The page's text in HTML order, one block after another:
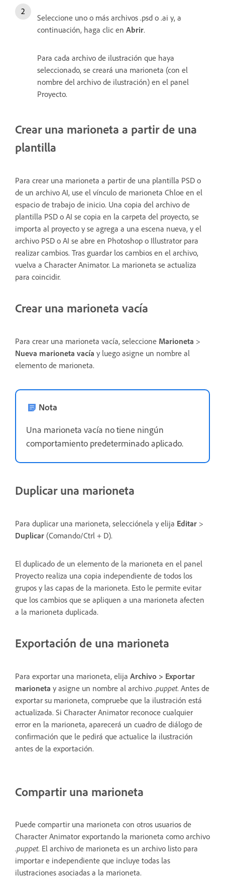
Seleccione uno o más archivos .psd o .ai y, a
continuación, haga clic en Abrir.
Para cada archivo de ilustración que haya
seleccionado, se creará una marioneta (con el
nombre del archivo de ilustración) en el panel
Proyecto.
Crear una marioneta a partir de una
plantilla
Para crear una marioneta a partir de una plantilla PSD o
de un archivo AI, use el vínculo de marioneta Chloe en el
espacio de trabajo de inicio. Una copia del archivo de
plantilla PSD o AI se copia en la carpeta del proyecto, se
importa al proyecto y se agrega a una escena nueva, y el
archivo PSD o AI se abre en Photoshop o Illustrator para
realizar cambios. Tras guardar los cambios en el archivo,
vuelva a Character Animator. La marioneta se actualiza
para coincidir.
Crear una marioneta vacía
Para crear una marioneta vacía, seleccione Marioneta >
Nueva marioneta vacía y luego asigne un nombre al
elemento de marioneta.
Nota
Una marioneta vacía no tiene ningún
comportamiento predeterminado aplicado.
Duplicar una marioneta
Para duplicar una marioneta, selecciónela y elija Editar >
Duplicar (Comando/Ctrl + D).
El duplicado de un elemento de la marioneta en el panel
Proyecto realiza una copia independiente de todos los
grupos y las capas de la marioneta. Esto le permite evitar
que los cambios que se apliquen a una marioneta afecten
a la marioneta duplicada.
Exportación de una marioneta
Para exportar una marioneta, elija Archivo > Exportar
marioneta y asigne un nombre al archivo .puppet. Antes de
exportar su marioneta, compruebe que la ilustración está
actualizada. Si Character Animator reconoce cualquier
error en la marioneta, aparecerá un cuadro de diálogo de
confirmación que le pedirá que actualice la ilustración
antes de la exportación.
Compartir una marioneta
Puede compartir una marioneta con otros usuarios de
Character Animator exportando la marioneta como archivo
.puppet. El archivo de marioneta es un archivo listo para
importar e independiente que incluye todas las
ilustraciones asociadas a la marioneta.